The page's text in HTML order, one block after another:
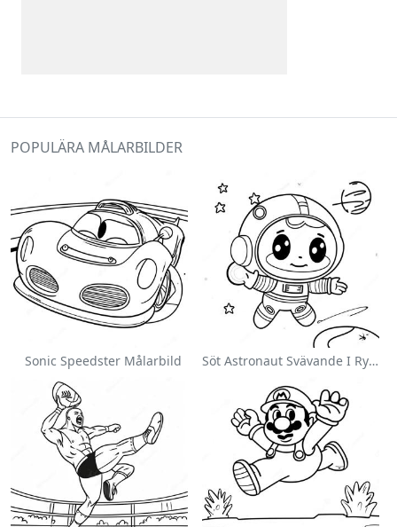
POPULÄRA MÅLARBILDER
Sonic Speedster Målarbild Söt Astronaut Svävande I Rymden Målarbild